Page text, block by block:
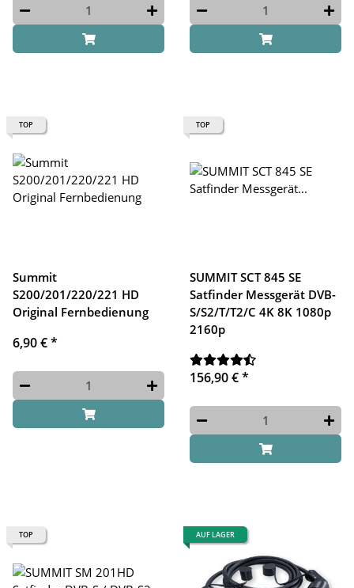
TOP
Summit
S200/201/220/221 HD
Original Fernbedienung
6,90 €*
TOP
SUMMIT SCT 845 SE
Satfinder Messgerät DVB-
S/S2/T/T2/C 4K 8K 1080p
2160p
156,90 €*
TOP AUF LAGER